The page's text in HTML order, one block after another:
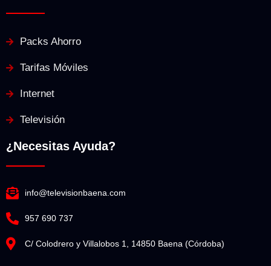
Packs Ahorro
Tarifas Móviles
Internet
Televisión
¿Necesitas Ayuda?
info@televisionbaena.com
957 690 737
C/ Colodrero y Villalobos 1, 14850 Baena (Córdoba)